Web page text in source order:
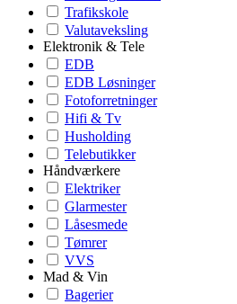
Trafikskole
Valutaveksling
Elektronik & Tele
EDB
EDB Løsninger
Fotoforretninger
Hifi & Tv
Husholding
Telebutikker
Håndværkere
Elektriker
Glarmester
Låsesmede
Tømrer
VVS
Mad & Vin
Bagerier